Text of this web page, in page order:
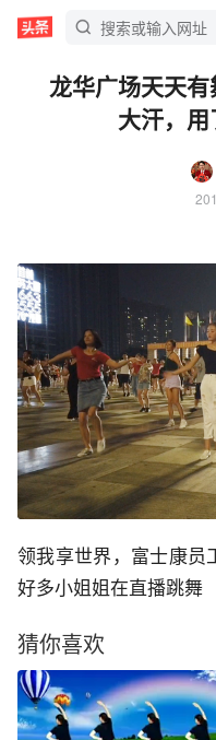
龙华广场天天
大汗，
领我享世界，富士康员
好多小姐姐在直播跳舞
猜你喜欢